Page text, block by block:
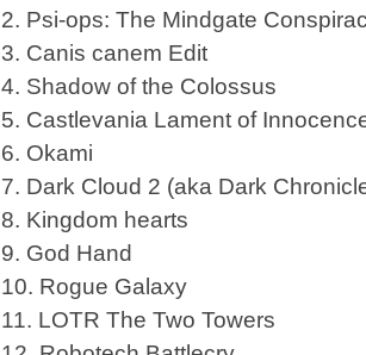
2. Psi-ops: The Mindgate
3. Canis canem Edit
4. Shadow of the Colossus
5. Castlevania Lament of
6. Okami
7. Dark Cloud 2 (aka Dark
8. Kingdom hearts
9. God Hand
10. Rogue Galaxy
11. LOTR The Two Towers